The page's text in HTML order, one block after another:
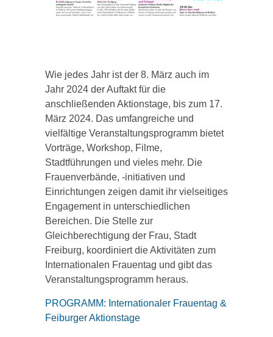
Wie jedes Jahr ist der 8. März auch im
Jahr 2024 der Auftakt für die
anschließenden Aktionstage, bis zum 17.
März 2024. Das umfangreiche und
vielfältige Veranstaltungsprogramm bietet
Vorträge, Workshop, Filme,
Stadtführungen und vieles mehr. Die
Frauenverbände, -initiativen und
Einrichtungen zeigen damit ihr vielseitiges
Engagement in unterschiedlichen
Bereichen. Die Stelle zur
Gleichberechtigung der Frau, Stadt
Freiburg, koordiniert die Aktivitäten zum
Internationalen Frauentag und gibt das
Veranstaltungsprogramm heraus.
PROGRAMM: Internationaler Frauentag &
Feiburger Aktionstage